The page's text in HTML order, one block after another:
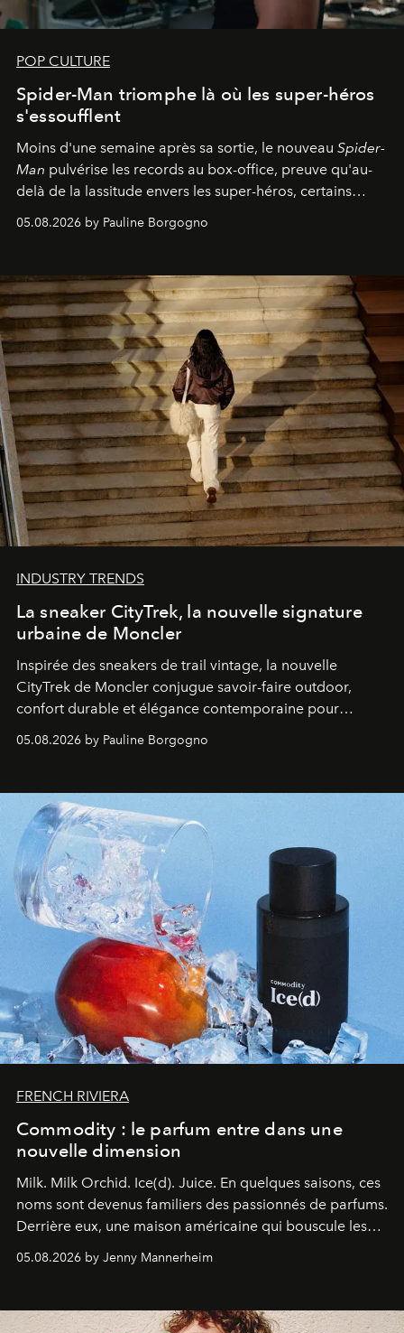
POP CULTURE
Spider-Man triomphe là où les super-héros
s'essoufflent
Moins d'une semaine après sa sortie, le nouveau Spider-
Man pulvérise les records au box-office, preuve qu'au-
delà de la lassitude envers les super-héros, certains
personnages continuent de susciter une ferveur intacte.
05.08.2026 by Pauline Borgogno
INDUSTRY TRENDS
La sneaker CityTrek, la nouvelle signature
urbaine de Moncler
Inspirée des sneakers de trail vintage, la nouvelle
CityTrek de Moncler conjugue savoir-faire outdoor,
confort durable et élégance contemporaine pour
accompagner les explorations du quotidien.
05.08.2026 by Pauline Borgogno
FRENCH RIVIERA
Commodity : le parfum entre dans une
nouvelle dimension
Milk. Milk Orchid. Ice(d). Juice. En quelques saisons, ces
noms sont devenus familiers des passionnés de parfums.
Derrière eux, une maison américaine qui bouscule les
codes de la parfumerie contemporaine en proposant
une approche aussi intuitive que personnelle :
05.08.2026 by Jenny Mannerheim